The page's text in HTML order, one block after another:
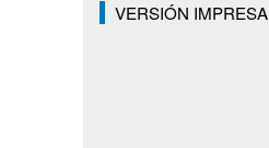
VERSIÓN IMPRESA